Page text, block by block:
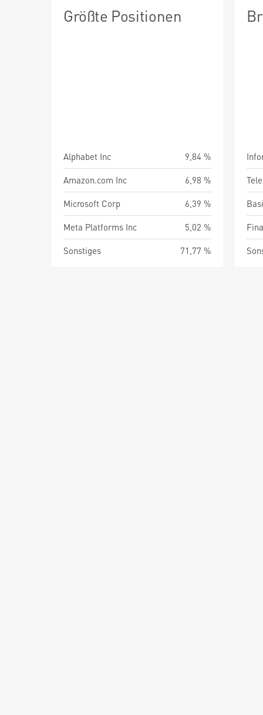
Größte Positionen
Alphabet Inc
9,84 %
Amazon.com Inc
6,98 %
Microsoft Corp
6,39 %
Meta Platforms Inc
5,02 %
Sonstiges
71,77 %